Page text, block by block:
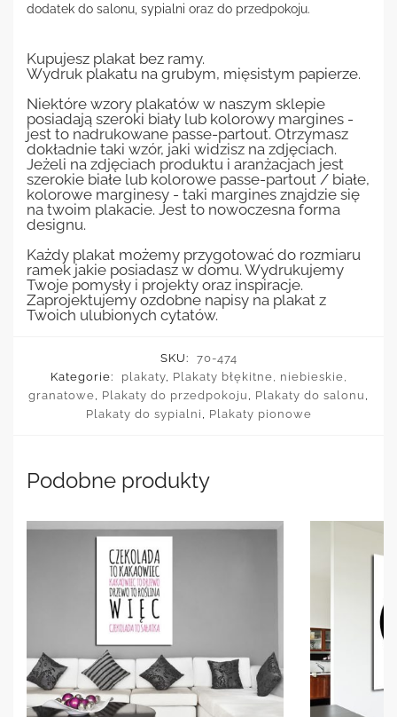
dodatek do salonu, sypialni oraz do przedpokoju.
Kupujesz plakat bez ramy.
Wydruk plakatu na grubym, mięsistym papierze.
Niektóre wzory plakatów w naszym sklepie
posiadają szeroki biały lub kolorowy margines -
jest to nadrukowane passe-partout. Otrzymasz
dokładnie taki wzór, jaki widzisz na zdjęciach.
Jeżeli na zdjęciach produktu i aranżacjach jest
szerokie białe lub kolorowe passe-partout / białe,
kolorowe marginesy - taki margines znajdzie się
na twoim plakacie. Jest to nowoczesna forma
designu.
Każdy plakat możemy przygotować do rozmiaru
ramek jakie posiadasz w domu. Wydrukujemy
Twoje pomysły i projekty oraz inspiracje.
Zaprojektujemy ozdobne napisy na plakat z
Twoich ulubionych cytatów.
SKU:
70-474
Kategorie:
plakaty, Plakaty błękitne, niebieskie,
granatowe
Plakaty do przedpokoju Plakaty do salonu
Plakaty do sypialni
Plakaty pionowe
Podobne produkty